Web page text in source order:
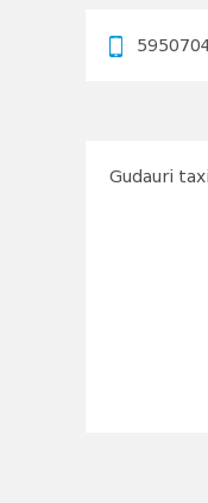
Gudauri